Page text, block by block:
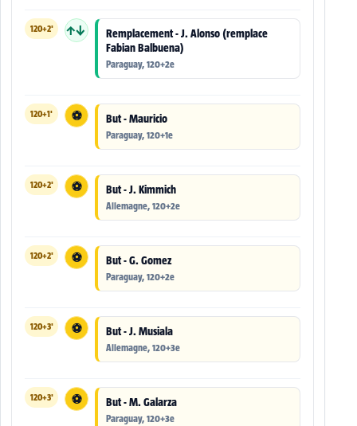
120+2' ↑↓
Remplacement - J. Alonso (remplace
Fabian Balbuena)
Paraguay, 120+2e
120+1' ⚽ But - Mauricio
Paraguay, 120+1e
120+2' ⚽ But - J. Kimmich
Allemagne, 120+2e
120+2' ⚽ But - G. Gomez
Paraguay, 120+2e
120+3' ⚽ But - J. Musiala
Allemagne, 120+3e
120+3' ⚽ But - M. Galarza
Paraguay, 120+3e